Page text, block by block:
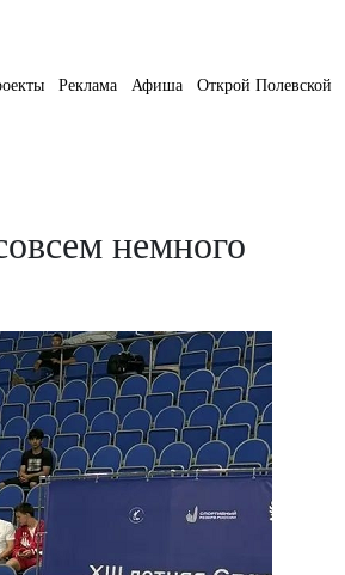
Реклама Афиша Открой Полевской
немного